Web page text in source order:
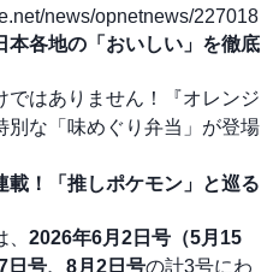
news/opnetnews/227018
本各地の「おいしい」を徹底
ではありません！『オレンジ
別な「味めぐり弁当」が登場
載！「推しポケモン」と巡る
2026年6月2日号（5月15
日号、8月2日号の計3号にわ